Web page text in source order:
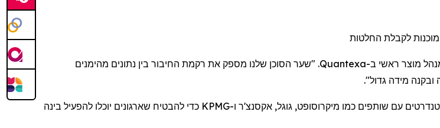
לקבלת החלטות
, מנהל מוצר ראשי ב-Quantexa. "שער הסוכן שלנו מספק את רקמת החיבור בין נתונים מהימנים
מידה גדול".
Quantexa בונה על מסגרות פתוחות מבוססות סטנדרטים עם שותפים כמו מיקרוסופט, גוגל, אקסנצ'ר ו-KPMG כדי להבטיח שארגונים יוכלו להפעיל בינה